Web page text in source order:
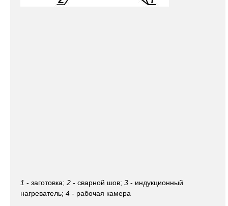
1 - заготовка; 2 - сварной шов; 3 - индукционный
нагреватель; 4 - рабочая камера